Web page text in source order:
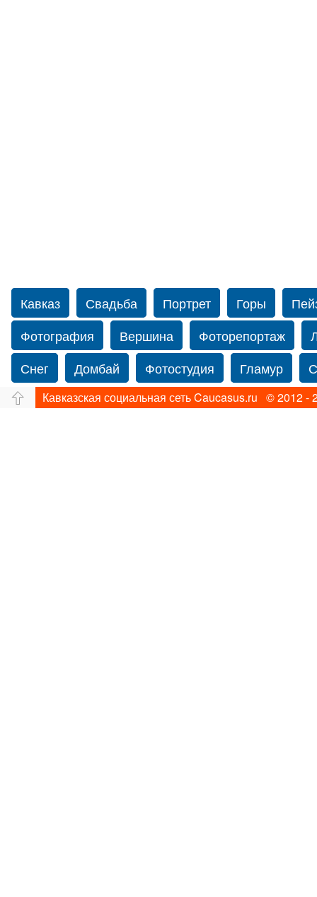
Кавказ Свадьба Портрет Горы
Фотография
Вершина Фоторепортаж
Снег
Домбай Фотостудия Гламур
Путешествие
Перевал Ущелье
Кавказская социальная сеть Caucasus.ru © 2012 -